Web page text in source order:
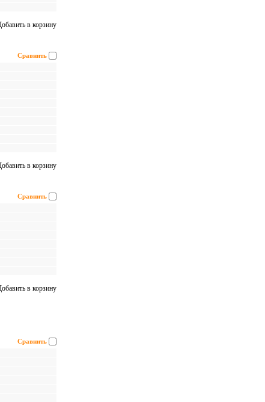
Сравнить
Сравнить
Сравнить